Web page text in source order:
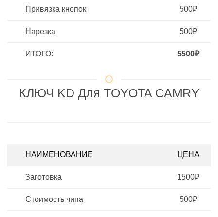
Привязка кнопок 500₽
Нарезка 500₽
ИТОГО: 5500₽
КЛЮЧ KD Для TOYOTA CAMRY
НАИМЕНОВАНИЕ ЦЕНА
Заготовка 1500₽
Стоимость чипа 500₽